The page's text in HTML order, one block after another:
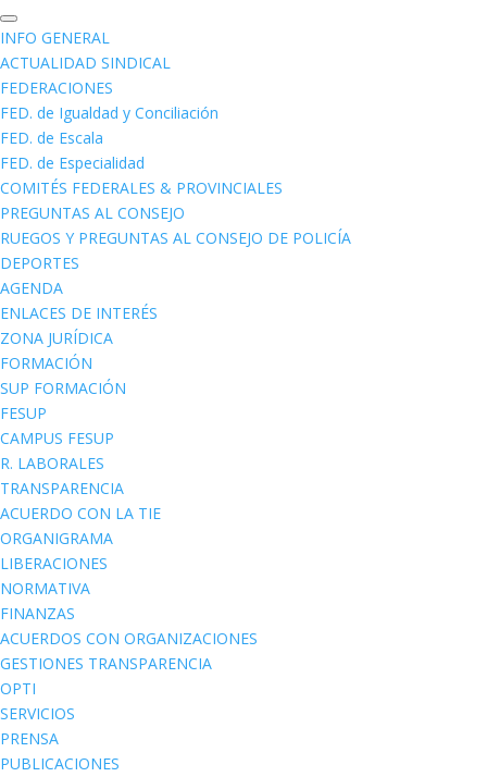
INFO GENERAL
ACTUALIDAD SINDICAL
FEDERACIONES
FED. de Igualdad y Conciliación
FED. de Escala
FED. de Especialidad
COMITÉS FEDERALES & PROVINCIALES
PREGUNTAS AL CONSEJO
RUEGOS Y PREGUNTAS AL CONSEJO DE POLICÍA
DEPORTES
AGENDA
ENLACES DE INTERÉS
ZONA JURÍDICA
FORMACIÓN
SUP FORMACIÓN
FESUP
CAMPUS FESUP
R. LABORALES
TRANSPARENCIA
ACUERDO CON LA TIE
ORGANIGRAMA
LIBERACIONES
NORMATIVA
FINANZAS
ACUERDOS CON ORGANIZACIONES
GESTIONES TRANSPARENCIA
OPTI
SERVICIOS
PRENSA
PUBLICACIONES